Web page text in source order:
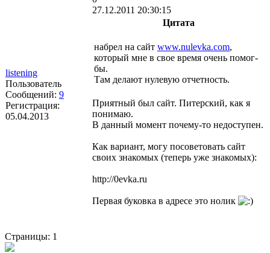
listening
Пользователь
Сообщений: 9
Регистрация:
05.04.2013
27.12.2011 20:30:15
Цитата
набрел на сайт www.nulevka.com,
который мне в свое время очень помог-
бы.
Там делают нулевую отчетность.
Приятный был сайт. Питерский, как я
понимаю.
В данный момент почему-то недоступен.
Как вариант, могу посоветовать сайт
своих знакомых (теперь уже знакомых):
http://0evka.ru
Первая буковка в адресе это нолик
Страницы: 1